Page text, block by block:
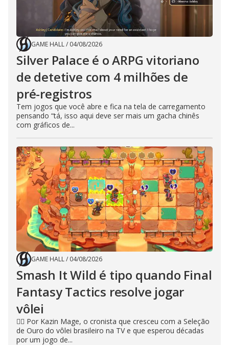
GAME HALL/ 04/08/2026
Silver Palace é o ARPG vitoriano
de detetive com 4 milhões de
pré-registros
Tem jogos que você abre e fica na tela de carregamento
pensando “tá, isso aqui deve ser mais um gacha chinês
com gráficos de...
GAME HALL/ 04/08/2026
Smash It Wild é tipo quando Final
Fantasy Tactics resolve jogar
vôlei
🧙‍♂️ Por Kazin Mage, o cronista que cresceu com a Seleção
de Ouro do vôlei brasileiro na TV e que esperou décadas
por um jogo de...